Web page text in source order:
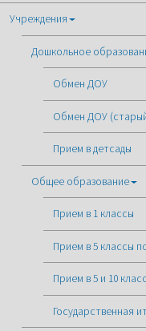
Учреждения
Дошкольное
Обмен ДОУ
Обмен ДОУ
Прием в детсады
Общее образование
Прием в 1 классы
Прием в 5 классы
Прием в 5 и 10
Государственная